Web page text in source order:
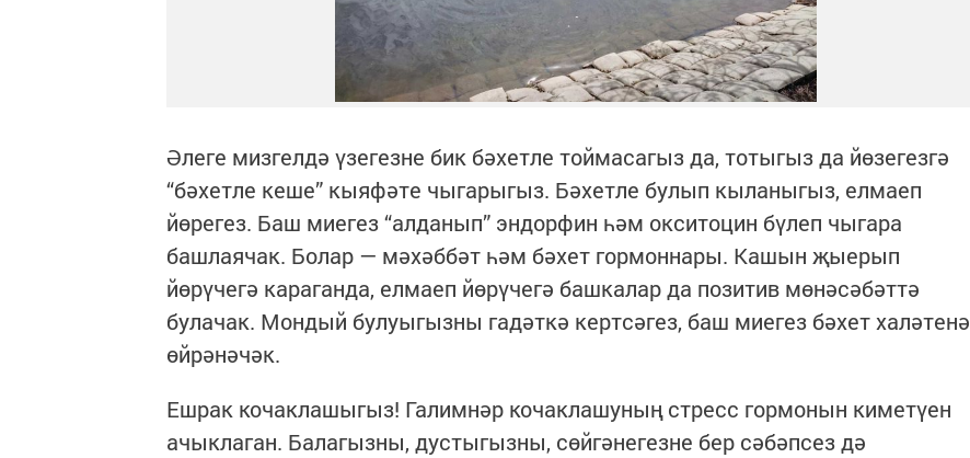
Әлеге мизгелдә үзегезне бик бәхетле тоймасагыз да, тотыгыз да йөзегезгә
“бәхетле кеше” кыяфәте чыгарыгыз. Бәхетле булып кыланыгыз, елмаеп
йөрегез. Баш миегез “алданып” эндорфин һәм окситоцин бүлеп чыгара
башлаячак. Болар — мәхәббәт һәм бәхет гормоннары. Кашын җыерып
йөрүчегә караганда, елмаеп йөрүчегә башкалар да позитив мөнәсәбәттә
булачак. Мондый булуыгызны гадәткә кертсәгез, баш миегез бәхет халәтенә
өйрәнәчәк.
Ешрак кочаклашыгыз! Галимнәр кочаклашуның стресс гормонын киметүен
ачыклаган. Балагызны, дустыгызны, сөйгәнегезне бер сәбәпсез дә